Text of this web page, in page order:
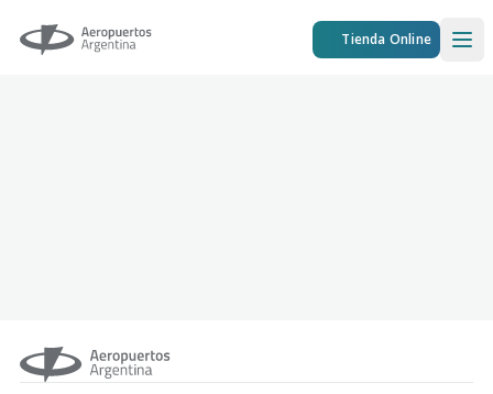
Aeropuertos Argentina Tienda Online